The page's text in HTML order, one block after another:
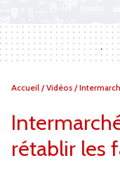
Vous
Accueil /Vidéos /
rétablir les